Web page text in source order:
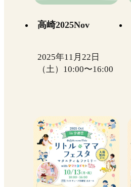
高崎2025Nov
2025年11月22日
（土）10:00〜16:00